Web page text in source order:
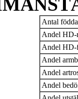
Antal
Andel HD-
Andel HD-
Andel
Andel
Andel